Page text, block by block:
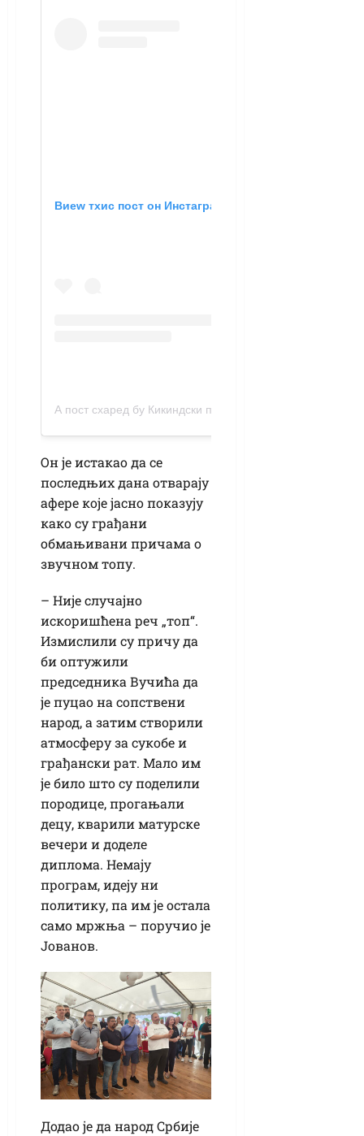
Виеw тхис пост он Инстаграм
Он је истакао да се
последњих дана отварају
афере које јасно показују
како су грађани
обмањивани причама о
звучном топу.
– Није случајно
искоришћена реч „топ“.
Измислили су причу да
би оптужили
председника Вучића да
је пуцао на сопствени
народ, а затим створили
атмосферу за сукобе и
грађански рат. Мало им
је било што су поделили
породице, прогањали
децу, кварили матурске
вечери и доделе
диплома. Немају
програм, идеју ни
политику, па им је остала
само мржња – поручио је
Јованов.
Додао је да народ Србије